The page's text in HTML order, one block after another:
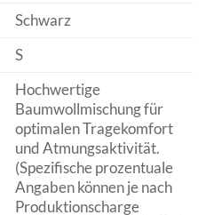
Schwarz
S
Hochwertige
Baumwollmischung für
optimalen Tragekomfort
und Atmungsaktivität.
(Spezifische prozentuale
Angaben können je nach
Produktionscharge